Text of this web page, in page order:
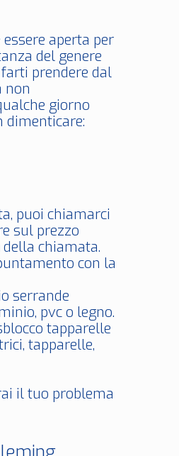
aperta per
del genere
prendere dal
non
giorno
dimenticare:
puoi chiamarci
sul prezzo
chiamata.
con la
serrande
pvc o legno.
tapparelle
tapparelle,
il tuo problema